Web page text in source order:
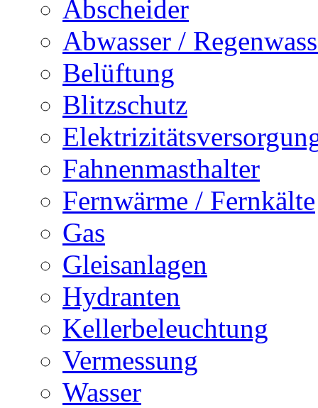
Abscheider
Abwasser /
Belüftung
Blitzschutz
Fahnenmasthalter
Fernwärme / Fernkälte
Gas
Gleisanlagen
Hydranten
Kellerbeleuchtung
Vermessung
Wasser